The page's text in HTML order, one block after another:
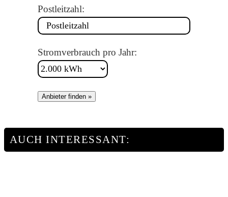
Postleitzahl:
Stromverbrauch pro Jahr:
Anbieter finden »
AUCH INTERESSANT: